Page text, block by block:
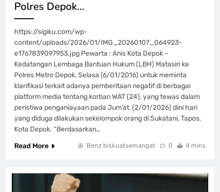
Polres Depok…
https://sigiku.com/wp-
content/uploads/2026/01/IMG_20260107_064923-
e1767839097953.jpg Pewarta : Anis Kota Depok –
Kedatangan Lembaga Bantuan Hukum (LBH) Matasiri ke
Polres Metro Depok, Selasa (6/01/2016) untuk meminta
klarifikasi terkait adanya pemberitaan negatif di berbagai
platform media tentang korban WAT (24), yang tewas dalam
peristiwa penganiayaan pada Jum’at, (2/01/2026) dini hari
yang diduga dilakukan sekelompok orang di Sukatani, Tapos,
Kota Depok. “Berdasarkan…
Read More
Benz biskuatsemangat 0 4 mins